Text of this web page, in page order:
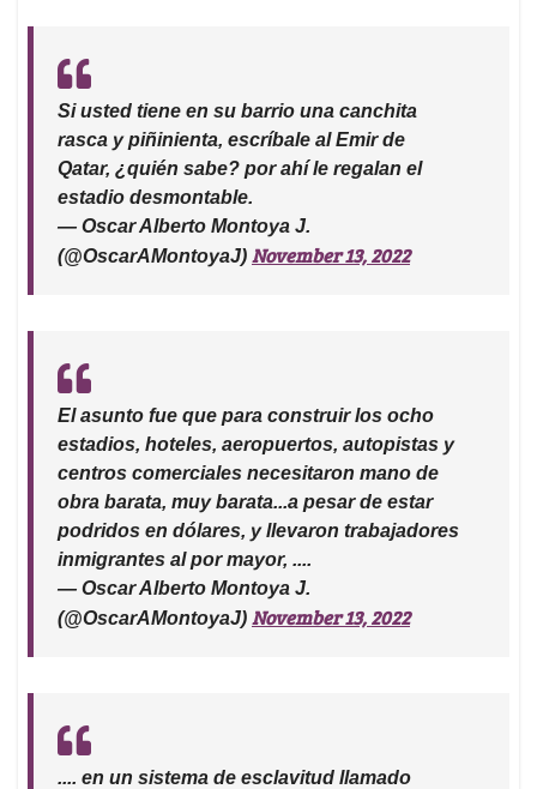
Si usted tiene en su barrio una canchita
rasca y piñinienta, escríbale al Emir de
Qatar, ¿quién sabe? por ahí le regalan el
estadio desmontable.
— Oscar Alberto Montoya J.
(@OscarAMontoyaJ) November 13, 2022
El asunto fue que para construir los ocho
estadios, hoteles, aeropuertos, autopistas y
centros comerciales necesitaron mano de
obra barata, muy barata...a pesar de estar
podridos en dólares, y llevaron trabajadores
inmigrantes al por mayor, ....
— Oscar Alberto Montoya J.
(@OscarAMontoyaJ) November 13, 2022
.... en un sistema de esclavitud llamado